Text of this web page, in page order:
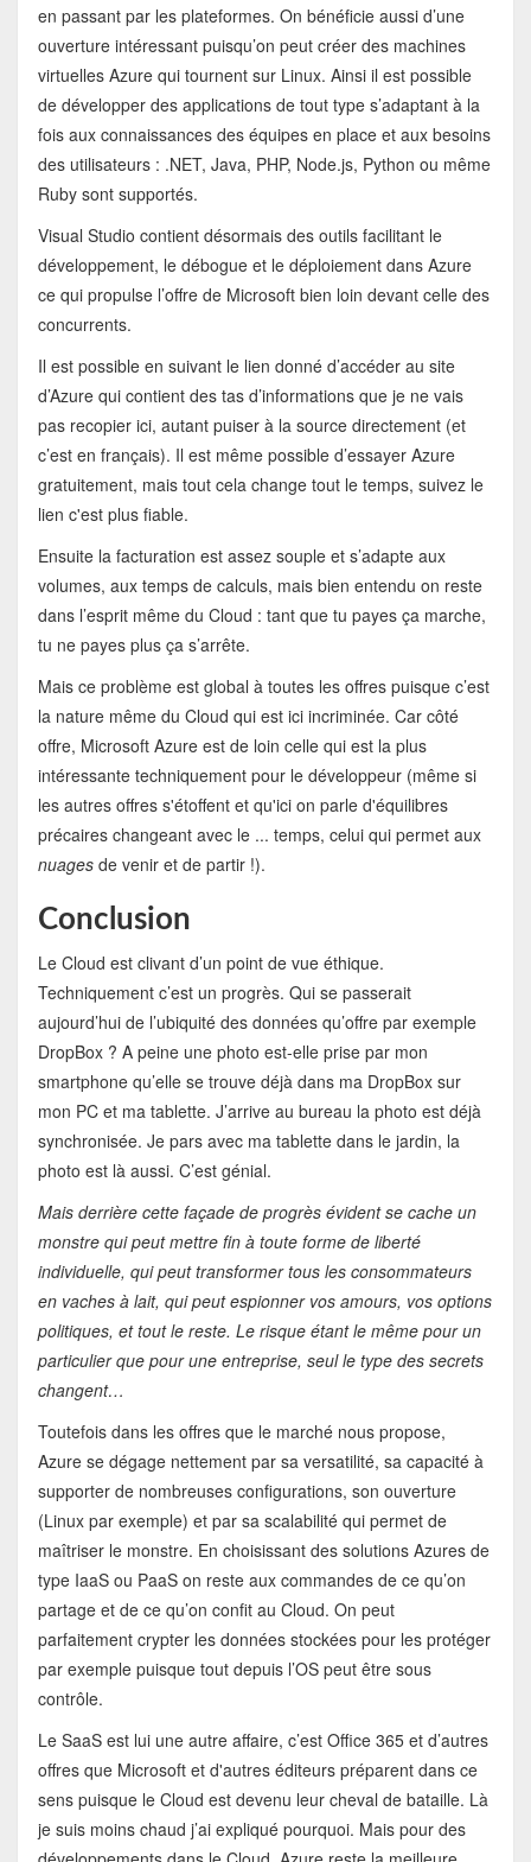
en passant par les plateformes. On bénéficie aussi d’une
ouverture intéressant puisqu’on peut créer des machines
virtuelles Azure qui tournent sur Linux. Ainsi il est possible
de développer des applications de tout type s’adaptant à la
fois aux connaissances des équipes en place et aux besoins
des utilisateurs : .NET, Java, PHP, Node.js, Python ou même
Ruby sont supportés.
Visual Studio contient désormais des outils facilitant le
développement, le débogue et le déploiement dans Azure
ce qui propulse l’offre de Microsoft bien loin devant celle des
concurrents.
Il est possible en suivant le lien donné d’accéder au site
d’Azure qui contient des tas d’informations que je ne vais
pas recopier ici, autant puiser à la source directement (et
c’est en français). Il est même possible d’essayer Azure
gratuitement, mais tout cela change tout le temps, suivez le
lien c'est plus fiable.
Ensuite la facturation est assez souple et s’adapte aux
volumes, aux temps de calculs, mais bien entendu on reste
dans l’esprit même du Cloud : tant que tu payes ça marche,
tu ne payes plus ça s’arrête.
Mais ce problème est global à toutes les offres puisque c’est
la nature même du Cloud qui est ici incriminée. Car côté
offre, Microsoft Azure est de loin celle qui est la plus
intéressante techniquement pour le développeur (même si
les autres offres s'étoffent et qu'ici on parle d'équilibres
précaires changeant avec le ... temps, celui qui permet aux
nuagesde venir et de partir !).
Conclusion
Le Cloud est clivant d’un point de vue éthique.
Techniquement c’est un progrès. Qui se passerait
aujourd’hui de l’ubiquité des données qu’offre par exemple
DropBox ? A peine une photo est-elle prise par mon
smartphone qu’elle se trouve déjà dans ma DropBox sur
mon PC et ma tablette. J’arrive au bureau la photo est déjà
synchronisée. Je pars avec ma tablette dans le jardin, la
photo est là aussi. C’est génial.
Mais derrière cette façade de progrès évident se cache un
monstre qui peut mettre fin à toute forme de liberté
individuelle, qui peut transformer tous les consommateurs
en vaches à lait, qui peut espionner vos amours, vos options
politiques, et tout le reste. Le risque étant le même pour un
particulier que pour une entreprise, seul le type des secrets
changent…
Toutefois dans les offres que le marché nous propose,
Azure se dégage nettement par sa versatilité, sa capacité à
supporter de nombreuses configurations, son ouverture
(Linux par exemple) et par sa scalabilité qui permet de
maîtriser le monstre. En choisissant des solutions Azures de
type IaaS ou PaaS on reste aux commandes de ce qu’on
partage et de ce qu’on confit au Cloud. On peut
parfaitement crypter les données stockées pour les protéger
par exemple puisque tout depuis l’OS peut être sous
contrôle.
Le SaaS est lui une autre affaire, c’est Office 365 et d’autres
offres que Microsoft et d'autres éditeurs préparent dans ce
sens puisque le Cloud est devenu leur cheval de bataille. Là
je suis moins chaud j’ai expliqué pourquoi. Mais pour des